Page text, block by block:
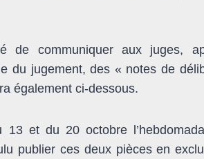
de communiquer aux juges,
du jugement, des « notes de
également ci-dessous.
13 et du 20 octobre
publier ces deux pièces en